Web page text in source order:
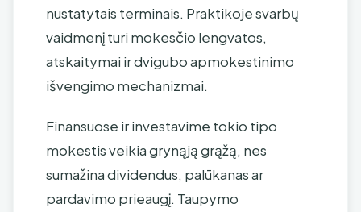
nustatytais terminais. Praktikoje svarbų
vaidmenį turi mokesčio lengvatos,
atskaitymai ir dvigubo apmokestinimo
išvengimo mechanizmai.
Finansuose ir investavime tokio tipo
mokestis veikia grynąją grąžą, nes
sumažina dividendus, palūkanas ar
pardavimo prieaugį. Taupymo